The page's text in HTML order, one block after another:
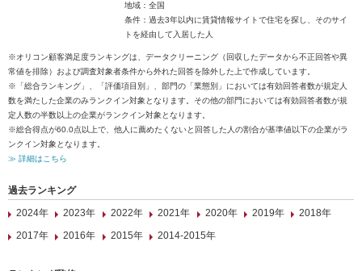
地域：全国
条件：過去3年以内に賃貸情報サイトで住宅を探し、そのサイ
トを経由して入居した人
※オリコン顧客満足度ランキングは、データクリーニング（回収したデータから不正回答や異
常値を排除）および調査対象者条件から外れた回答を除外した上で作成しています。
※「総合ランキング」、「評価項目別」、部門の「業態別」においては有効回答者数が規定人
数を満たした企業のみランクイン対象となります。その他の部門においては有効回答者数が規
定人数の半数以上の企業がランクイン対象となります。
※総合得点が60.0点以上で、他人に薦めたくないと回答した人の割合が基準値以下の企業がラ
ンクイン対象となります。
≫ 詳細はこちら
過去ランキング
2024年
2023年 2022年 2021年 2020年 2019年
2018年
2017年
2016年 2015年 2014-2015年